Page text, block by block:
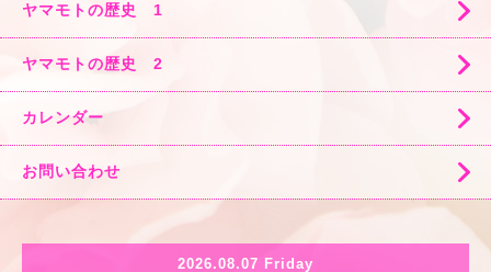
ヤマモトの歴史 1
ヤマモトの歴史 2
カレンダー
お問い合わせ
2026.08.07 Friday